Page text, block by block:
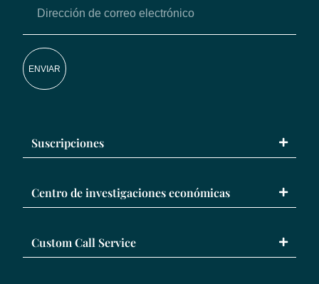
ENVIAR
Suscripciones
Centro de investigaciones económicas
Custom Call Service